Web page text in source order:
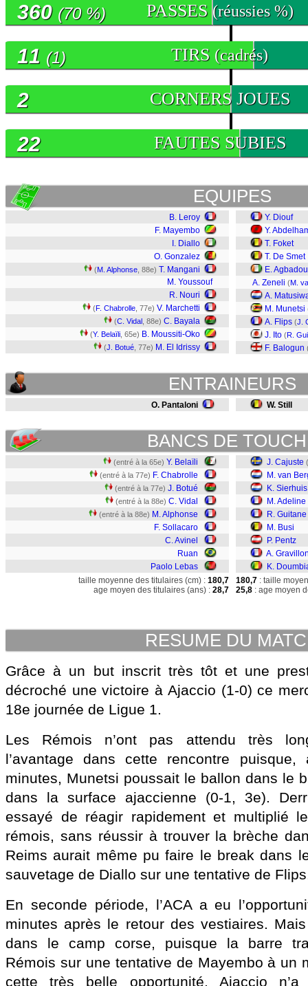
PASSES (réussies %)
360 (70 %)
TIRS (cadrés)
11 (1)
CORNERS JOUES
2
FAUTES SUBIES
22
EQUIPES
B. Leroy
F. Mayembo
I. Diallo
O. Gonzalez
(M. Alphonse , 88e) T. Mangani
M. Youssouf
R. Nouri
(F. Chabrolle , 77e) V. Marchetti
(C. Vidal , 88e) C. Bayala
(Y. Belaïli , 65e) B. Moussiti-Oko
(J. Botué , 77e) M. El Idrissy
Y. Diouf
Y.
T. Foket
T. De Smet
E. Agbadou
A. Zeneli (M.
A.
M. Munetsi
A. Flips (J.
J. Ito (R.
F. Balogun
ENTRAINEURS
O. Pantaloni W. Still
BANCS DE
(entré à la 65e) Y. Belaïli
(entré à la 77e) F. Chabrolle
(entré à la 77e) J. Botué
(entré à la 88e) C. Vidal
(entré à la 88e) M. Alphonse
F. Sollacaro
C. Avinel
Ruan
Paolo Lebas
J. Cajuste
M. van
K. Sierhuis
M. Adeline
R. Guitane
M. Busi
P. Pentz
A.
K.
taille moyenne des titulaires (cm) : 180,7
age moyen des titulaires (ans) : 28,7
180,7 : taille
25,8 : age moyen
RESUME DU
Grâce à un but inscrit très tôt et une
décroché une victoire à Ajaccio (1-0) ce
18e journée de Ligue 1.
Les Rémois n’ont pas attendu très
l’avantage dans cette rencontre puisque,
minutes, Munetsi poussait le ballon dans le
dans la surface ajaccienne (0-1, 3e).
essayé de réagir rapidement et multiplié
rémois, sans réussir à trouver la brèche
Reims aurait même pu faire le break dans
sauvetage de Diallo sur une tentative de
En seconde période, l’ACA a eu
minutes après le retour des vestiaires.
dans le camp corse, puisque la barre
Rémois sur une tentative de Mayembo à un
cette très belle opportunité, Ajaccio